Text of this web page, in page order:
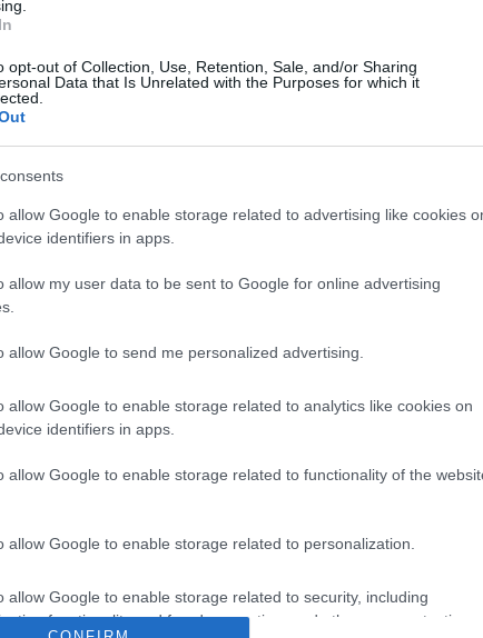
opt-out of Collection, Use, Retention, Sale, and/or Sharing
Data that Is Unrelated with the Purposes for which it
allow Google to enable storage related to advertising like cookies
identifiers in apps.
allow my user data to be sent to Google for online advertising
allow Google to send me personalized advertising.
allow Google to enable storage related to analytics like cookies on
identifiers in apps.
allow Google to enable storage related to functionality of the
allow Google to enable storage related to personalization.
allow Google to enable storage related to security, including
functionality and fraud prevention, and other user protection.
évadát az
legyen a Google-találatokban!